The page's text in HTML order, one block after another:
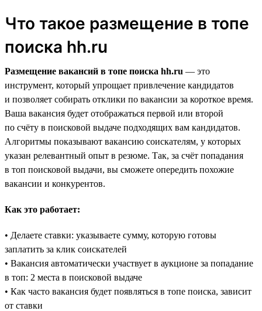
Что такое размещение в топе
поиска hh.ru
Размещение вакансий в топе поиска hh.ru — это
инструмент, который упрощает привлечение кандидатов
и позволяет собирать отклики по вакансии за короткое время.
Ваша вакансия будет отображаться первой или второй
по счёту в поисковой выдаче подходящих вам кандидатов.
Алгоритмы показывают вакансию соискателям, у которых
указан релевантный опыт в резюме. Так, за счёт попадания
в топ поисковой выдачи, вы сможете опередить похожие
вакансии и конкурентов.
Как это работает:
• Делаете ставки: указываете сумму, которую готовы
заплатить за клик соискателей
• Вакансия автоматически участвует в аукционе за попадание
в топ: 2 места в поисковой выдаче
• Как часто вакансия будет появляться в топе поиска, зависит
от ставки